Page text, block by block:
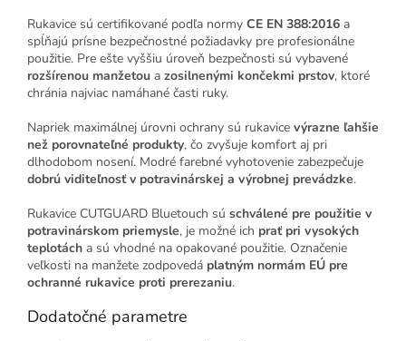
Rukavice sú certifikované podľa normy CE EN 388:2016 a
spĺňajú prísne bezpečnostné požiadavky pre profesionálne
použitie. Pre ešte vyššiu úroveň bezpečnosti sú vybavené
rozšírenou manžetou a zosilnenými končekmi prstov, ktoré
chránia najviac namáhané časti ruky.
Napriek maximálnej úrovni ochrany sú rukavice výrazne ľahšie
než porovnateľné produkty, čo zvyšuje komfort aj pri
dlhodobom nosení. Modré farebné vyhotovenie zabezpečuje
dobrú viditeľnosť v potravinárskej a výrobnej prevádzke.
Rukavice CUTGUARD Bluetouch sú schválené pre použitie v
potravinárskom priemysle, je možné ich prať pri vysokých
teplotách a sú vhodné na opakované použitie. Označenie
veľkosti na manžete zodpovedá platným normám EÚ pre
ochranné rukavice proti prerezaniu.
Dodatočné parametre